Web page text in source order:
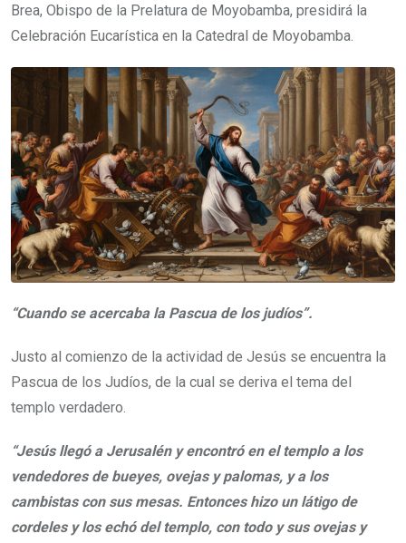
Brea, Obispo de la Prelatura de Moyobamba, presidirá la
Celebración Eucarística en la Catedral de Moyobamba.
“Cuando se acercaba la Pascua de los judíos”.
Justo al comienzo de la actividad de Jesús se encuentra la
Pascua de los Judíos, de la cual se deriva el tema del
templo verdadero.
“Jesús llegó a Jerusalén y encontró en el templo a los
vendedores de bueyes, ovejas y palomas, y a los
cambistas con sus mesas. Entonces hizo un látigo de
cordeles y los echó del templo, con todo y sus ovejas y